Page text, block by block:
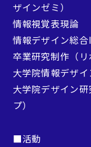
矢野 英樹
准教授・経験デザ
ザインゼミ）
情報視覚表現論
情報デザイン総
卒業研究制作（リ
大学院情報デザ
大学院デザイン
プ）
■活動